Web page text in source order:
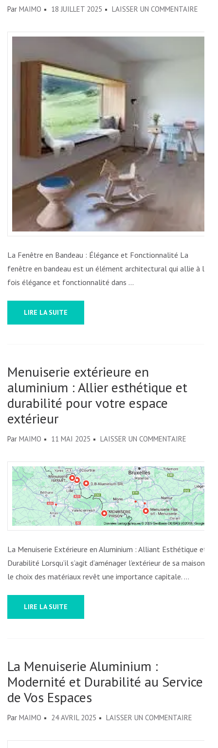
Par MAIMO 18 JUILLET 2025 LAISSER UN COMMENTAIRE
ET
UNE
La Fenêtre en Bandeau : Élégance et Fonctionnalité La
fenêtre en bandeau est un élément architectural qui allie à la
fois élégance et fonctionnalité dans …
LIRE LA SUITE
Menuiserie extérieure en
aluminium : Allier esthétique et
durabilité pour votre espace
extérieur
Par MAIMO 11 MAI 2025 LAISSER UN COMMENTAIRE
EN
:
ALLIER
ET
La Menuiserie Extérieure en Aluminium : Alliant Esthétique et
Durabilité Lorsqu’il s’agit d’aménager l’extérieur de sa maison,
le choix des matériaux revêt une importance capitale. …
LIRE LA SUITE
La Menuiserie Aluminium :
Modernité et Durabilité au Service
de Vos Espaces
Par MAIMO 24 AVRIL 2025 LAISSER UN COMMENTAIRE